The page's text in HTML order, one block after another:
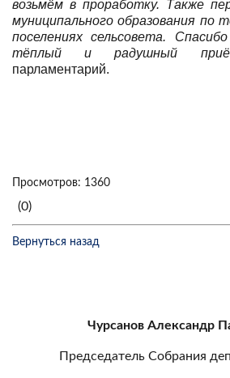
возьмём в проработку. Также
муниципального образования по
поселениях сельсовета.
тёплый и радушный
парламентарий.
Просмотров: 1360
(0)
Вернуться назад
Чурсанов Александр
Председатель Собрания